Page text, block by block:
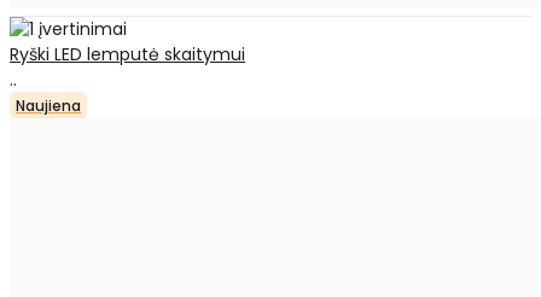
Ryški LED lemputė skaitymui
..
Naujiena